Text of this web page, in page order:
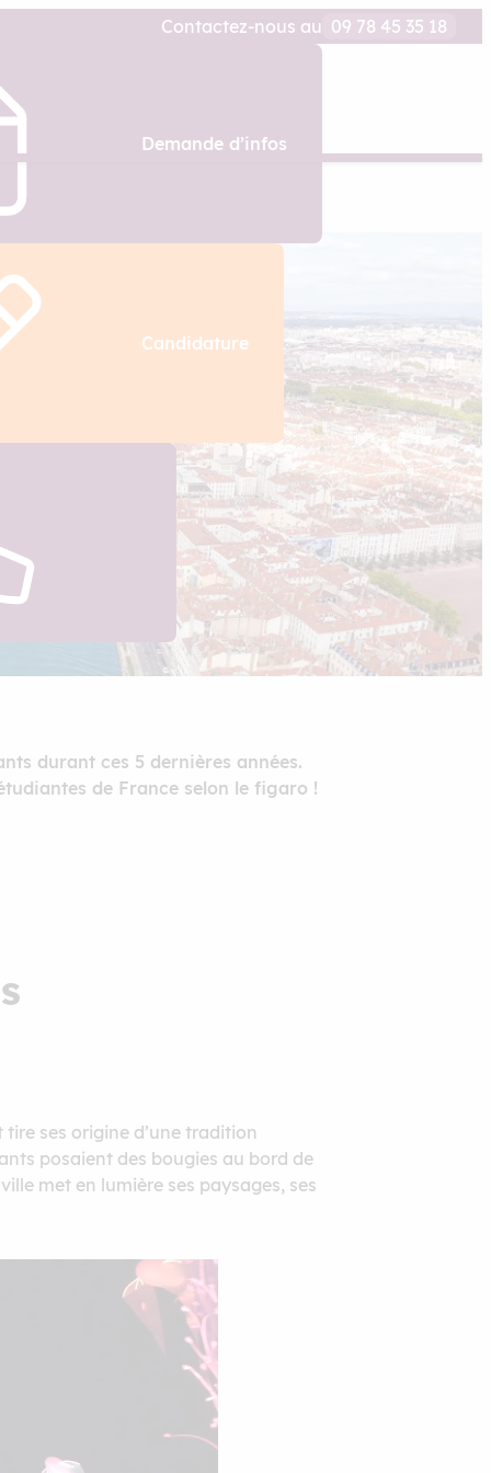
Contactez-nous au 09 78 45 35 18
Demande d’infos
Candidature
durant ces 5 dernières années.
de France selon le figaro !
ses origine d’une tradition
posaient des bougies au bord de
met en lumière ses paysages, ses